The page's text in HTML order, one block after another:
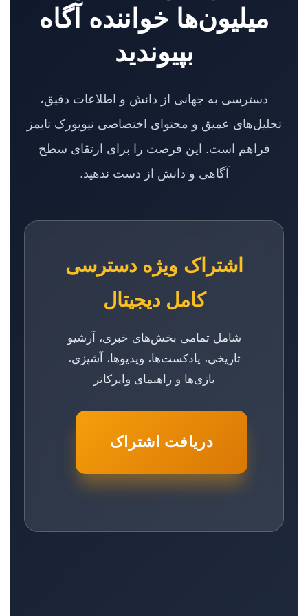
میلیون‌ها خواننده آگاه
بپیوندید
دسترسی به جهانی از دانش و اطلاعات دقیق،
تحلیل‌های عمیق و محتوای اختصاصی نیویورک تایمز
فراهم است. این فرصت را برای ارتقای سطح
آگاهی و دانش از دست ندهید.
اشتراک ویژه دسترسی
کامل دیجیتال
شامل تمامی بخش‌های خبری، آرشیو
تاریخی، پادکست‌ها، ویدیوها، آشپزی،
بازی‌ها و راهنمای وایرکاتر
دریافت اشتراک